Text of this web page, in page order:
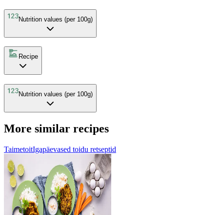
Nutrition values (per 100g)
Recipe
Nutrition values (per 100g)
More similar recipes
TaimetoitIgapäevased toidu retseptid